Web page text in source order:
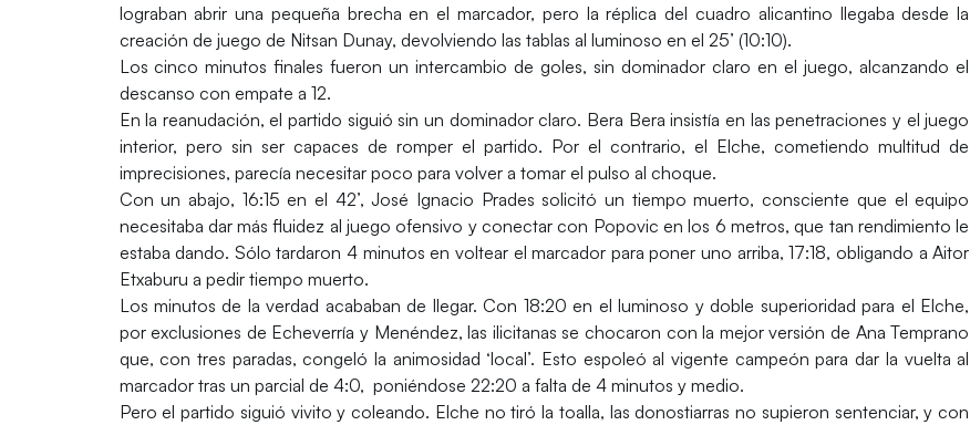
lograban abrir una pequeña brecha en el marcador, pero la réplica del cuadro alicantino llegaba desde la
creación de juego de Nitsan Dunay, devolviendo las tablas al luminoso en el 25’ (10:10).
Los cinco minutos finales fueron un intercambio de goles, sin dominador claro en el juego, alcanzando el
descanso con empate a 12.
En la reanudación, el partido siguió sin un dominador claro. Bera Bera insistía en las penetraciones y el juego
interior, pero sin ser capaces de romper el partido. Por el contrario, el Elche, cometiendo multitud de
imprecisiones, parecía necesitar poco para volver a tomar el pulso al choque.
Con un abajo, 16:15 en el 42’, José Ignacio Prades solicitó un tiempo muerto, consciente que el equipo
necesitaba dar más fluidez al juego ofensivo y conectar con Popovic en los 6 metros, que tan rendimiento le
estaba dando. Sólo tardaron 4 minutos en voltear el marcador para poner uno arriba, 17:18, obligando a Aitor
Etxaburu a pedir tiempo muerto.
Los minutos de la verdad acababan de llegar. Con 18:20 en el luminoso y doble superioridad para el Elche,
por exclusiones de Echeverría y Menéndez, las ilicitanas se chocaron con la mejor versión de Ana Temprano
que, con tres paradas, congeló la animosidad ‘local’. Esto espoleó al vigente campeón para dar la vuelta al
marcador tras un parcial de 4:0, poniéndose 22:20 a falta de 4 minutos y medio.
Pero el partido siguió vivito y coleando. Elche no tiró la toalla, las donostiarras no supieron sentenciar, y con